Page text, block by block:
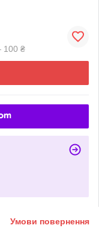
100 ₴
Умови повернення